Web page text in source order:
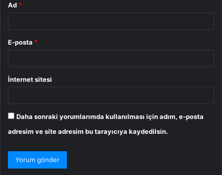
Ad *
E-posta *
İnternet sitesi
Daha sonraki yorumlarımda kullanılması için adım, e-posta
adresim ve site adresim bu tarayıcıya kaydedilsin.